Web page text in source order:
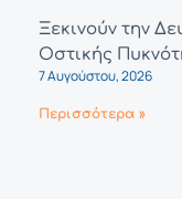
Ξεκινούν την
Οστικής
7 Αυγούστου, 2026
Περισσότερα »